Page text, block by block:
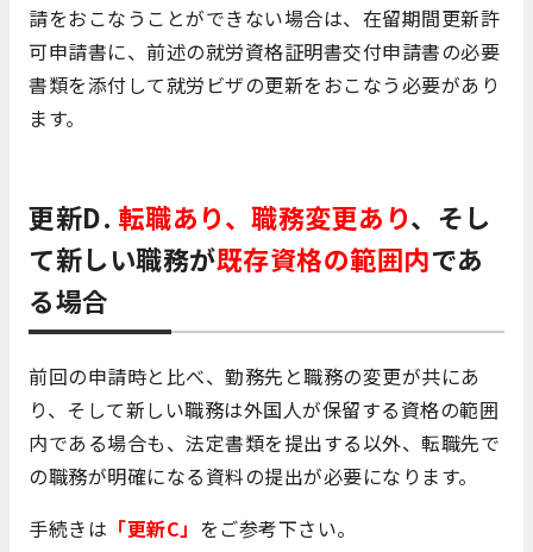
請をおこなうことができない場合は、在留期間更新許
可申請書に、前述の就労資格証明書交付申請書の必要
書類を添付して就労ビザの更新をおこなう必要があり
ます。
更新D. 転職あり、職務変更あり、そし
て新しい職務が既存資格の範囲内であ
る場合
前回の申請時と比べ、勤務先と職務の変更が共にあ
り、そして新しい職務は外国人が保留する資格の範囲
内である場合も、法定書類を提出する以外、転職先で
の職務が明確になる資料の提出が必要になります。
手続きは 「更新C」 をご参考下さい。